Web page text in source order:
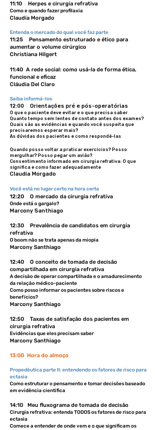
11:10 Herpes e cirurgia refrativa
Como e quando fazer profilaxia
Claudia Morgado
Entenda o mercado do qual você faz parte
11:25 Pensamento estruturado e ético para
aumentar o volume cirúrgico
Christiana Hilgert
11:40 A rede social: como usá-la de forma ética,
funcional e eficaz
Cláudia Del Claro
Saiba informá-los
12:00 Orientações pré e pós-operatórias
O que o paciente deve evitar e o que precisa saber
Quanto tempo sem lentes de contato antes dos exames?
Quais são as evidências e quando você suspeita que
precisaremos esperar mais?
As dúvidas dos pacientes e como respondê-las
Quando posso voltar a praticar exercícios? Posso
mergulhar? Posso pegar um avião?
Consentimento informado em cirurgia refrativa: O que
significa e como fazer adequadamente
Claudia Morgado
Você está no lugar certo na hora certa
12:20 O mercado da cirurgia refrativa
Onde está o gargalo?
Marcony Santhiago
12:30 Prevalência de candidatos em cirurgia
refrativa
O boom não se trata apenas da miopia
Marcony Santhiago
12:40 O conceito de tomada de decisão
compartilhada em cirurgia refrativa
A decisão de operar compartilhada e o amadurecimento
da relação médico-paciente
Como posso informar os pacientes sobre riscos e
benefícios?
Marcony Santhiago
12:50 Taxas de satisfação dos pacientes em
cirurgia refrativa
Evidências que eles precisam saber
Marcony Santhiago
13:00 Hora do almoço
Propedêutica parte II: entendendo os fatores de risco para
ectasia
Como estruturar o pensamento e tomar decisões baseado
em evidência cientifica
14:10 Meu fluxograma de tomada de decisão
Cirurgia refrativa: entenda TODOS os fatores de risco para
ectasia
Comece a entender de onde vem e o que significam os